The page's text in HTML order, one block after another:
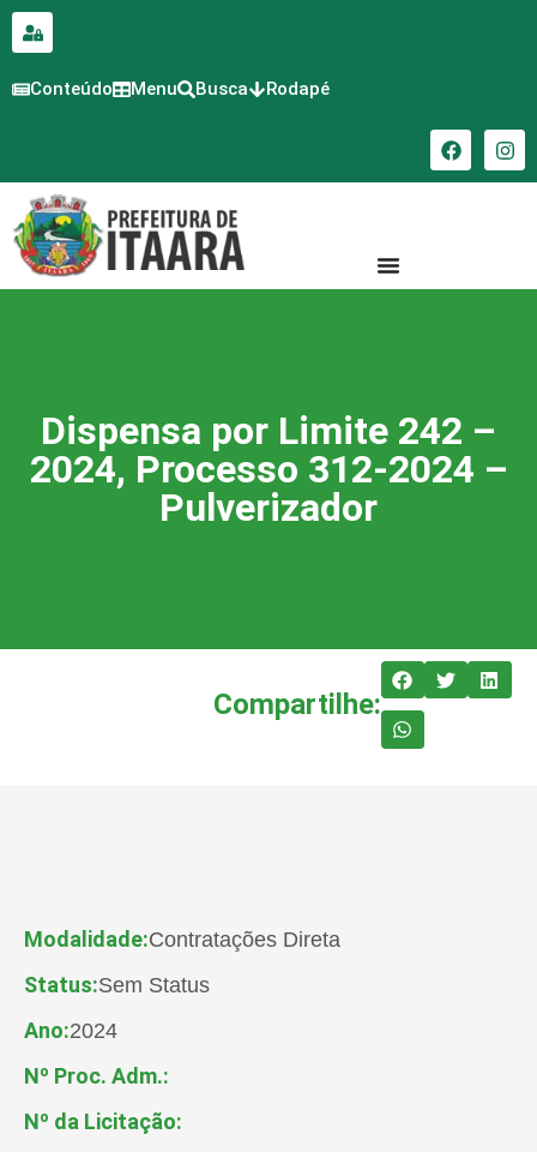
conteúdo
Conteúdo Menu Busca Rodapé
Dispensa por Limite 242 –
2024, Processo 312-2024 –
Pulverizador
Compartilhe:
Modalidade:Contratações Direta
Status:Sem Status
Ano:2024
Nº Proc. Adm.:
Nº da Licitação: